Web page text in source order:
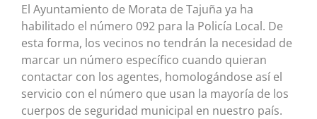
El Ayuntamiento de Morata de Tajuña ya ha
habilitado el número 092 para la Policía Local. De
esta forma, los vecinos no tendrán la necesidad de
marcar un número específico cuando quieran
contactar con los agentes, homologándose así el
servicio con el número que usan la mayoría de los
cuerpos de seguridad municipal en nuestro país.